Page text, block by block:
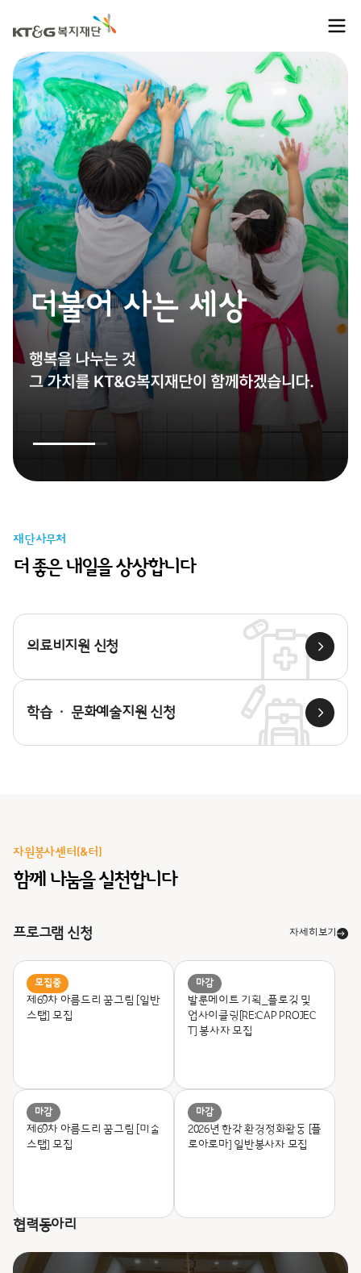
재단사무처
더 좋은 내일을 상상합니다
의료비지원 신청
학습 · 문화예술지원 신청
자원봉사센터(&터)
함께 나눔을 실천합니다
프로그램 신청 자세히보기
모집중
제69차 아름드리 꿈그림 [일반
스탭] 모집
마감
발룬메이트 기획_플로깅 및
업사이클링[RE:CAP PROJEC
T] 봉사자 모집
마감
제69차 아름드리 꿈그림 [미술
스탭] 모집
마감
2026년 한강 환경정화활동 [플
로아로마] 일반봉사자 모집
협력동아리